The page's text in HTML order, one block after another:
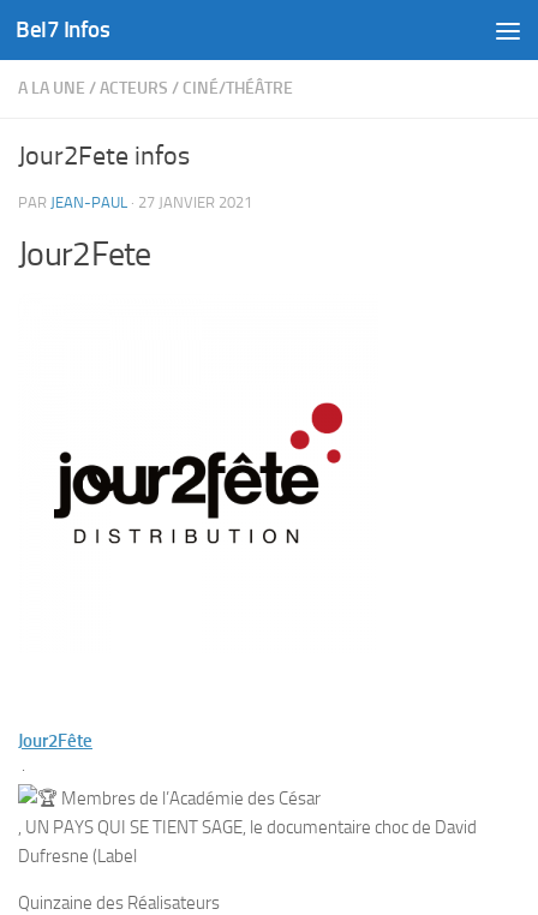
Skip to content
Bel7 Infos
A LA UNE /ACTEURS / CINÉ/THÉÂTRE
Jour2Fete infos
PAR JEAN-PAUL · 27 JANVIER 2021
Jour2Fete
Jour2Fête
·
Membres de l’Académie des César
, UN PAYS QUI SE TIENT SAGE, le documentaire choc de David
Dufresne (Label
Quinzaine des Réalisateurs